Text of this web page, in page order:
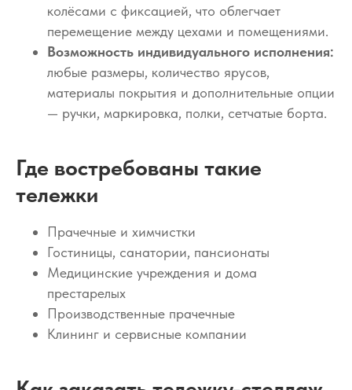
колёсами с фиксацией, что облегчает
перемещение между цехами и помещениями.
Возможность индивидуального исполнения:
любые размеры, количество ярусов,
материалы покрытия и дополнительные опции
— ручки, маркировка, полки, сетчатые борта.
Где востребованы такие
тележки
Прачечные и химчистки
Гостиницы, санатории, пансионаты
Медицинские учреждения и дома
престарелых
Производственные прачечные
Клининг и сервисные компании